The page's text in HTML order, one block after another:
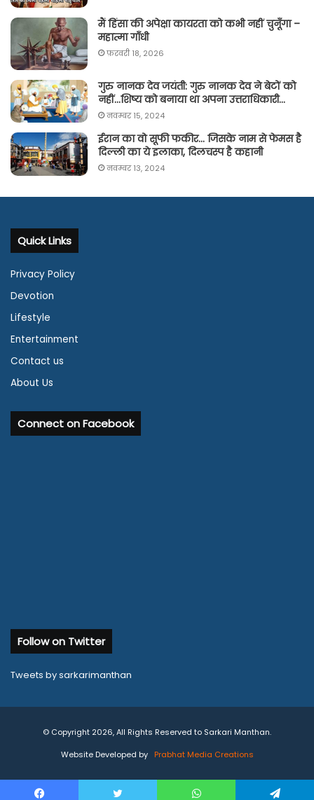
मैं हिंसा की अपेक्षा कायरता को कभी नहीं चुनूँगा –
महात्मा गाँधी
फ़रवरी 18, 2026
गुरु नानक देव जयंती: गुरु नानक देव ने बेटों को
नहीं…शिष्य को बनाया था अपना उत्तराधिकारी…
नवम्बर 15, 2024
ईरान का वो सूफी फकीर… जिसके नाम से फेमस है
दिल्ली का ये इलाका, दिलचस्प है कहानी
नवम्बर 13, 2024
Quick Links
Privacy Policy
Devotion
Lifestyle
Entertainment
Contact us
About Us
Connect on Facebook
Follow on Twitter
Tweets by sarkarimanthan
© Copyright 2026, All Rights Reserved to Sarkari Manthan.
Website Developed by
Prabhat Media Creations